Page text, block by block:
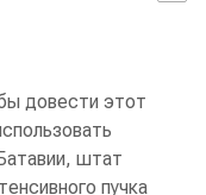
довести этот
штат
пучка